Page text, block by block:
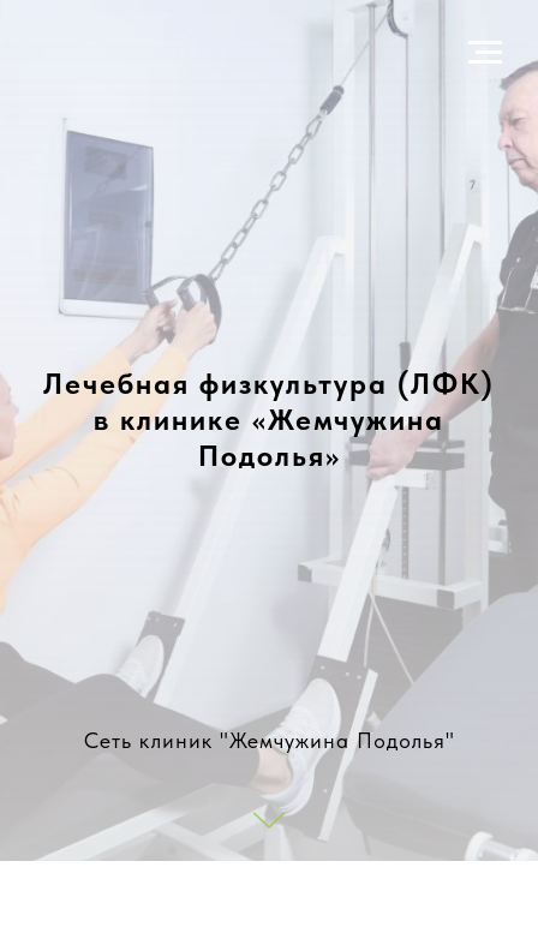
Лечебная физкультура (ЛФК)
в клинике «Жемчужина
Подолья»
Сеть клиник "Жемчужина Подолья"